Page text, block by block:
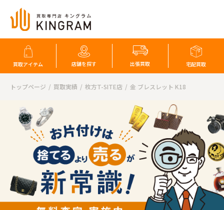
買取アイテム 店舗を探す 出張買取 宅配買取
トップページ 買取実績 枚方T-SITE店 金 ブレスレット K18